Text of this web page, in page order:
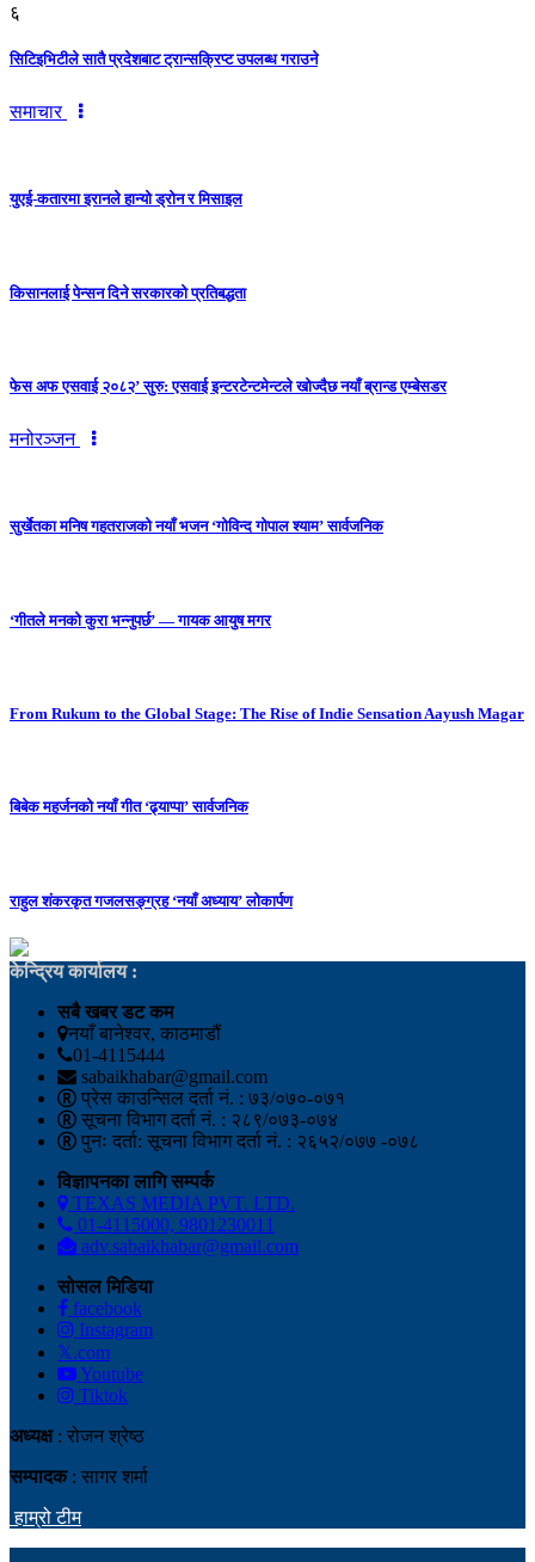
६
सिटिइभिटीले सातै प्रदेशबाट ट्रान्सक्रिप्ट उपलब्ध गराउने
समाचार
युएई-कतारमा इरानले हान्यो ड्रोन र मिसाइल
किसानलाई पेन्सन दिने सरकारको प्रतिबद्धता
फेस अफ एसवाई २०८२’ सुरु: एसवाई इन्टरटेन्टमेन्टले खोज्दैछ नयाँ ब्रान्ड एम्बेसडर
मनोरञ्जन
सुर्खेतका मनिष गहतराजको नयाँ भजन ‘गोविन्द गोपाल श्याम’ सार्वजनिक
‘गीतले मनको कुरा भन्नुपर्छ’ — गायक आयुष मगर
From Rukum to the Global Stage: The Rise of Indie Sensation Aayush Magar
बिबेक महर्जनको नयाँ गीत ‘ढ्याप्पा’ सार्वजनिक
राहुल शंकरकृत गजलसङ्ग्रह ‘नयाँ अध्याय’ लोकार्पण
केन्द्रिय कार्यालय :
सबै खबर डट कम
नयाँ बानेश्वर, काठमाडौं
01-4115444
sabaikhabar@gmail.com
प्रेस काउन्सिल दर्ता नं. : ७३/०७०-०७१
सूचना विभाग दर्ता नं. : २८९/०७३-०७४
पुनः दर्ता: सूचना विभाग दर्ता नं. : २६५२/०७७ -०७८
विज्ञापनका लागि सम्पर्क
TEXAS MEDIA PVT. LTD.
01-4115000, 9801230011
adv.sabaikhabar@gmail.com
सोसल मिडिया
facebook
Instagram
𝕏.com
Youtube
Tiktok
अध्यक्ष: रोजन श्रेष्ठ
सम्पादक: सागर शर्मा
हाम्रो टीम